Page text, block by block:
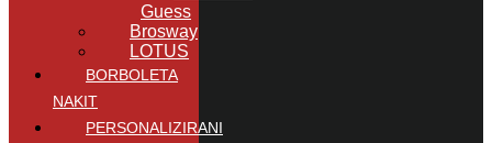
Guess
Brosway
LOTUS
BORBOLETA
NAKIT
PERSONALIZIRANI